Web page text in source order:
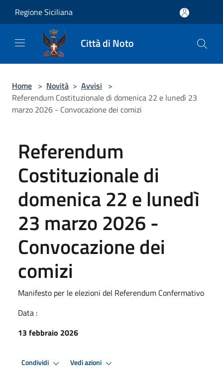
Regione Siciliana
Città di Noto
Home > Novità > Avvisi >
Referendum Costituzionale di domenica 22 e lunedì 23
marzo 2026 - Convocazione dei comizi
Referendum
Costituzionale di
domenica 22 e lunedì
23 marzo 2026 -
Convocazione dei
comizi
Manifesto per le elezioni del Referendum Confermativo
Data :
13 febbraio 2026
Condividi Vedi azioni